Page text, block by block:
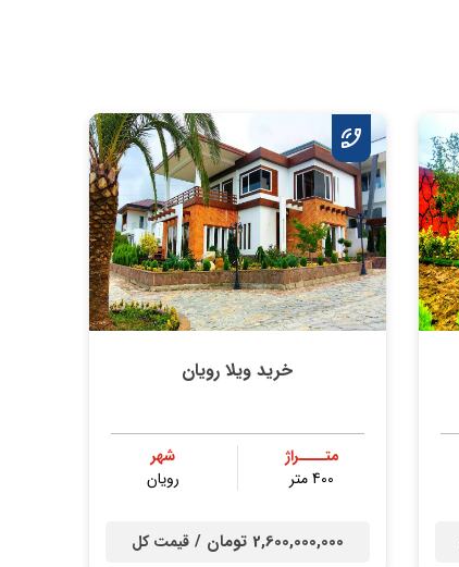
خرید ویلا رویان
متــــراژ
400 متر
شهر
رویان
2,600,000,000 تومان / قیمت کل